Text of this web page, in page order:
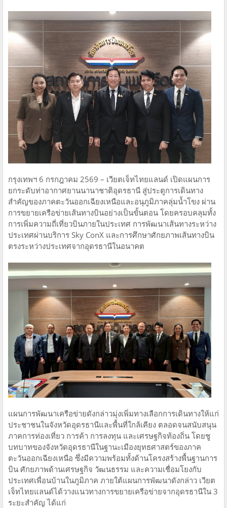
กรุงเทพฯ 6 กรกฎาคม 2569 – เวียตเจ็ทไทยแลนด์ เปิดแผนการ
ยกระดับท่าอากาศยานนานาชาติอุดรธานี สู่ประตูการเดินทาง
สำคัญของภาคตะวันออกเฉียงเหนือและอนุภูมิภาคลุ่มน้ำโขง ผ่าน
การขยายเครือข่ายเส้นทางบินอย่างเป็นขั้นตอน โดยครอบคลุมทั้ง
การเพิ่มความถี่เที่ยวบินภายในประเทศ การพัฒนาเส้นทางระหว่าง
ประเทศผ่านบริการ Sky ConX และการศึกษาศักยภาพเส้นทางบิน
ตรงระหว่างประเทศจากอุดรธานีในอนาคต
แผนการพัฒนาเครือข่ายดังกล่าวมุ่งเพิ่มทางเลือกการเดินทางให้แก่
ประชาชนในจังหวัดอุดรธานีและพื้นที่ใกล้เคียง ตลอดจนสนับสนุน
ภาคการท่องเที่ยว การค้า การลงทุน และเศรษฐกิจท้องถิ่น โดยชู
บทบาทของจังหวัดอุดรธานีในฐานะเมืองยุทธศาสตร์ของภาค
ตะวันออกเฉียงเหนือ ซึ่งมีความพร้อมทั้งด้านโครงสร้างพื้นฐานการ
บิน ศักยภาพด้านเศรษฐกิจ วัฒนธรรม และความเชื่อมโยงกับ
ประเทศเพื่อนบ้านในภูมิภาค ภายใต้แผนการพัฒนาดังกล่าว เวียต
เจ็ทไทยแลนด์ได้วางแนวทางการขยายเครือข่ายจากอุดรธานีใน 3
ระยะสำคัญ ได้แก่